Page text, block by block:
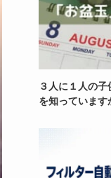
３人に１人の子
を知っています